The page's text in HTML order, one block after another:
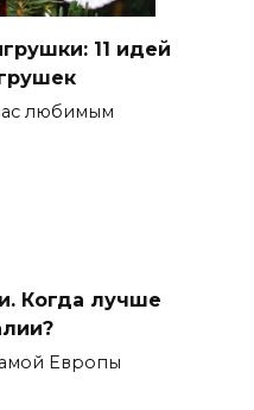
11 идей
любимым
Когда лучше
Европы